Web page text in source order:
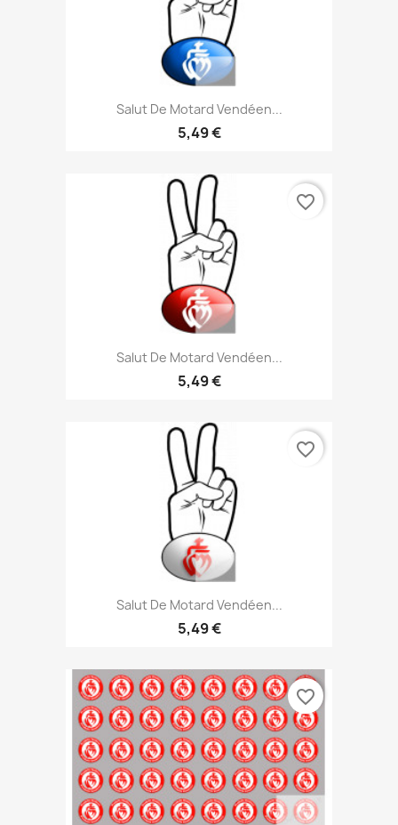
Salut De Motard Vendéen...
5,49 €
Salut De Motard Vendéen...
5,49 €
favorite_border
Salut De Motard Vendéen...
5,49 €
favorite_border
favorite_border